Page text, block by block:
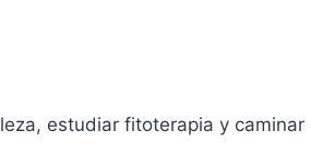
estudiar fitoterapia y caminar